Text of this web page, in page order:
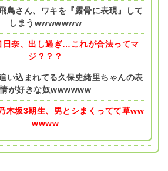
鳥さん、ワキを『露骨に表現』して
しまうwwwwwww
日奈、出し過ぎ…これが合法ってマ
ジ？？？
い込まれてる久保史緒里ちゃんの表
情が好きな奴wwwwww
木坂3期生、男とシまくってて草ww
wwww